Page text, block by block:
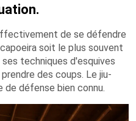
de se défendre
soit le plus souvent
techniques d'esquives
des coups. Le jiu-
de défense bien connu.